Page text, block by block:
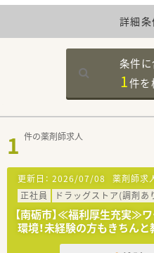
詳細
条件
1件を
1 件の薬剤師求人
更新日： 2026/07/08 薬剤師求
正社員
ドラッグストア(調剤あ
【南砺市】≪福利厚生充実≫
環境！未経験の方もきちんと